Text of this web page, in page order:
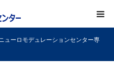
ューロモデュレーションセンター専